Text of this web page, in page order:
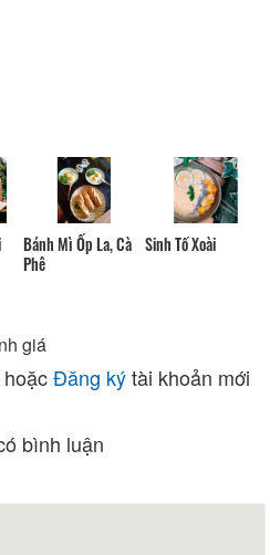
Bánh Mì Ốp La, Cà
Phê
Sinh Tố Xoài
giá
hoặcĐăng kýtài khoản mới
bình luận